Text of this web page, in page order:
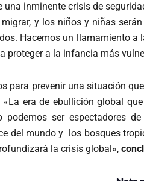
inminente crisis de
y los niños y niñas
Hacemos un llamamiento
proteger a la infancia más
para prevenir una situación
«La era de ebullición global
ser espectadores
del mundo y los bosques
la crisis global»,